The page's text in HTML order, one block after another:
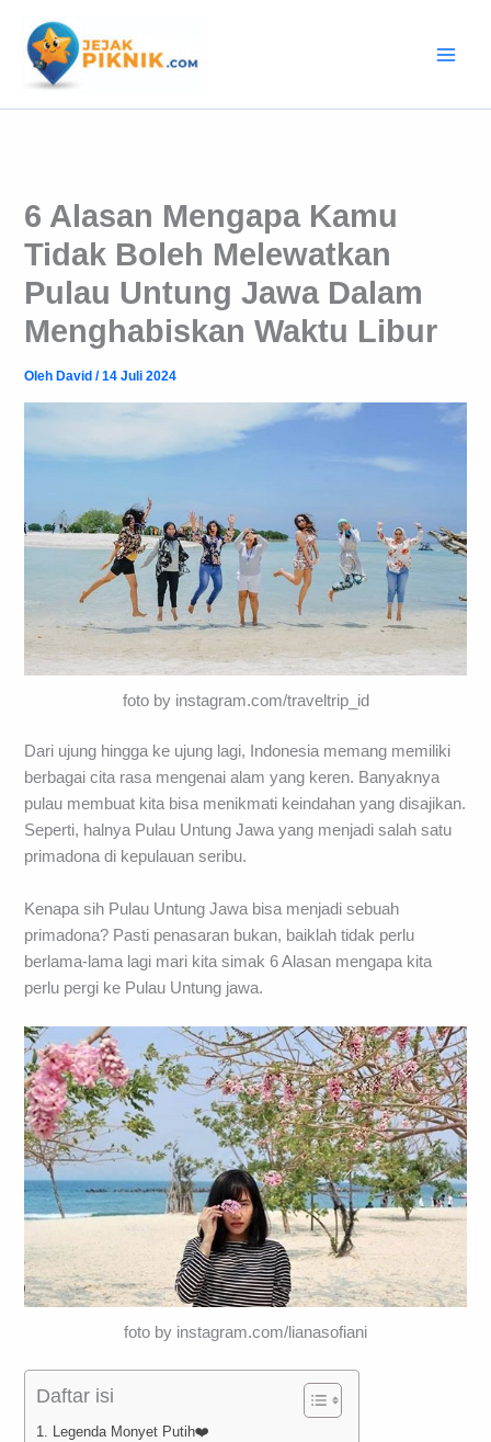
konten
6 Alasan Mengapa Kamu
Tidak Boleh Melewatkan
Pulau Untung Jawa Dalam
Menghabiskan Waktu Libur
Oleh David/14 Juli 2024
foto by instagram.com/traveltrip_id
Dari ujung hingga ke ujung lagi, Indonesia memang memiliki
berbagai cita rasa mengenai alam yang keren. Banyaknya
pulau membuat kita bisa menikmati keindahan yang disajikan.
Seperti, halnya Pulau Untung Jawa yang menjadi salah satu
primadona di kepulauan seribu.
Kenapa sih Pulau Untung Jawa bisa menjadi sebuah
primadona? Pasti penasaran bukan, baiklah tidak perlu
berlama-lama lagi mari kita simak 6 Alasan mengapa kita
perlu pergi ke Pulau Untung jawa.
foto by instagram.com/lianasofiani
Daftar isi
1. Legenda Monyet Putih❤️